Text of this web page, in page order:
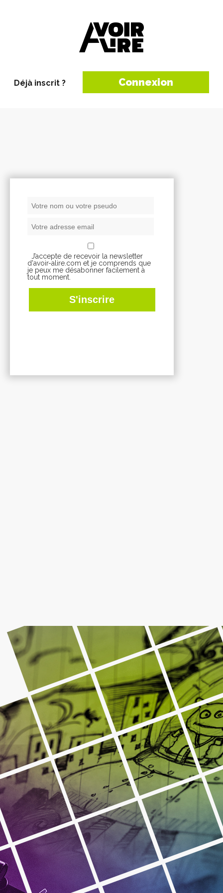
Déjà inscrit ? Connexion
J’accepte de recevoir la newsletter
d'avoir-alire.com et je comprends que
je peux me désabonner facilement à
tout moment.